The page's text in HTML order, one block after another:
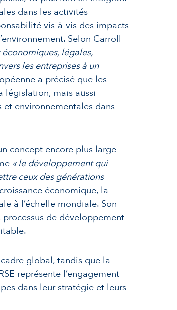
dans les activités
vis-à-vis des impacts
Selon Carroll
légales,
les entreprises à un
a précisé que les
législation, mais aussi
environnementales dans
concept encore plus large
« le développement qui
ceux des générations
économique, la
à l’échelle mondiale. Son
de développement
global, tandis que la
représente l’engagement
dans leur stratégie et leurs